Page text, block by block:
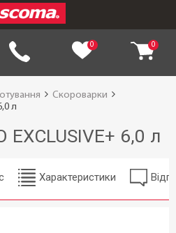
0 0
Скороварки
л
EXCLUSIVE+ 6,0 л
Характеристики